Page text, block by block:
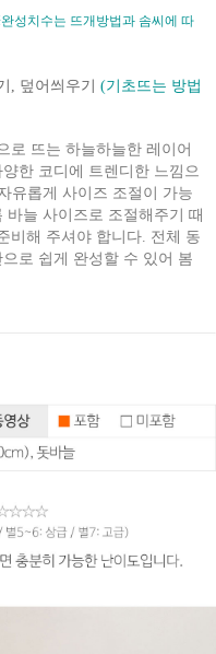
성치수는 뜨개방법과 솜씨에 따
, 덮어씌우기
(기초뜨는 방법
로 뜨는 하늘하늘한 레이어
한 코디에 트렌디한 느낌으
유롭게 사이즈 조절이 가능
늘 사이즈로 조절해주기 때
비해 주셔야 합니다. 전체 동
로 쉽게 완성할 수 있어 봄